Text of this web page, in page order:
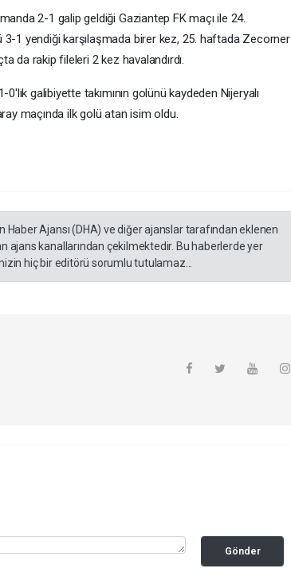
2-1 galip geldiği Gaziantep FK maçı ile 24.
3-1 yendiği karşılaşmada birer kez, 25. haftada Zecorner
da rakip fileleri 2 kez havalandırdı.
galibiyette takımının golünü kaydeden Nijeryalı
maçında ilk golü atan isim oldu.
Ajansı (DHA) ve diğer ajanslar tarafından eklenen
kanallarından çekilmektedir. Bu haberlerde yer
hiç bir editörü sorumlu tutulamaz...
Gönder